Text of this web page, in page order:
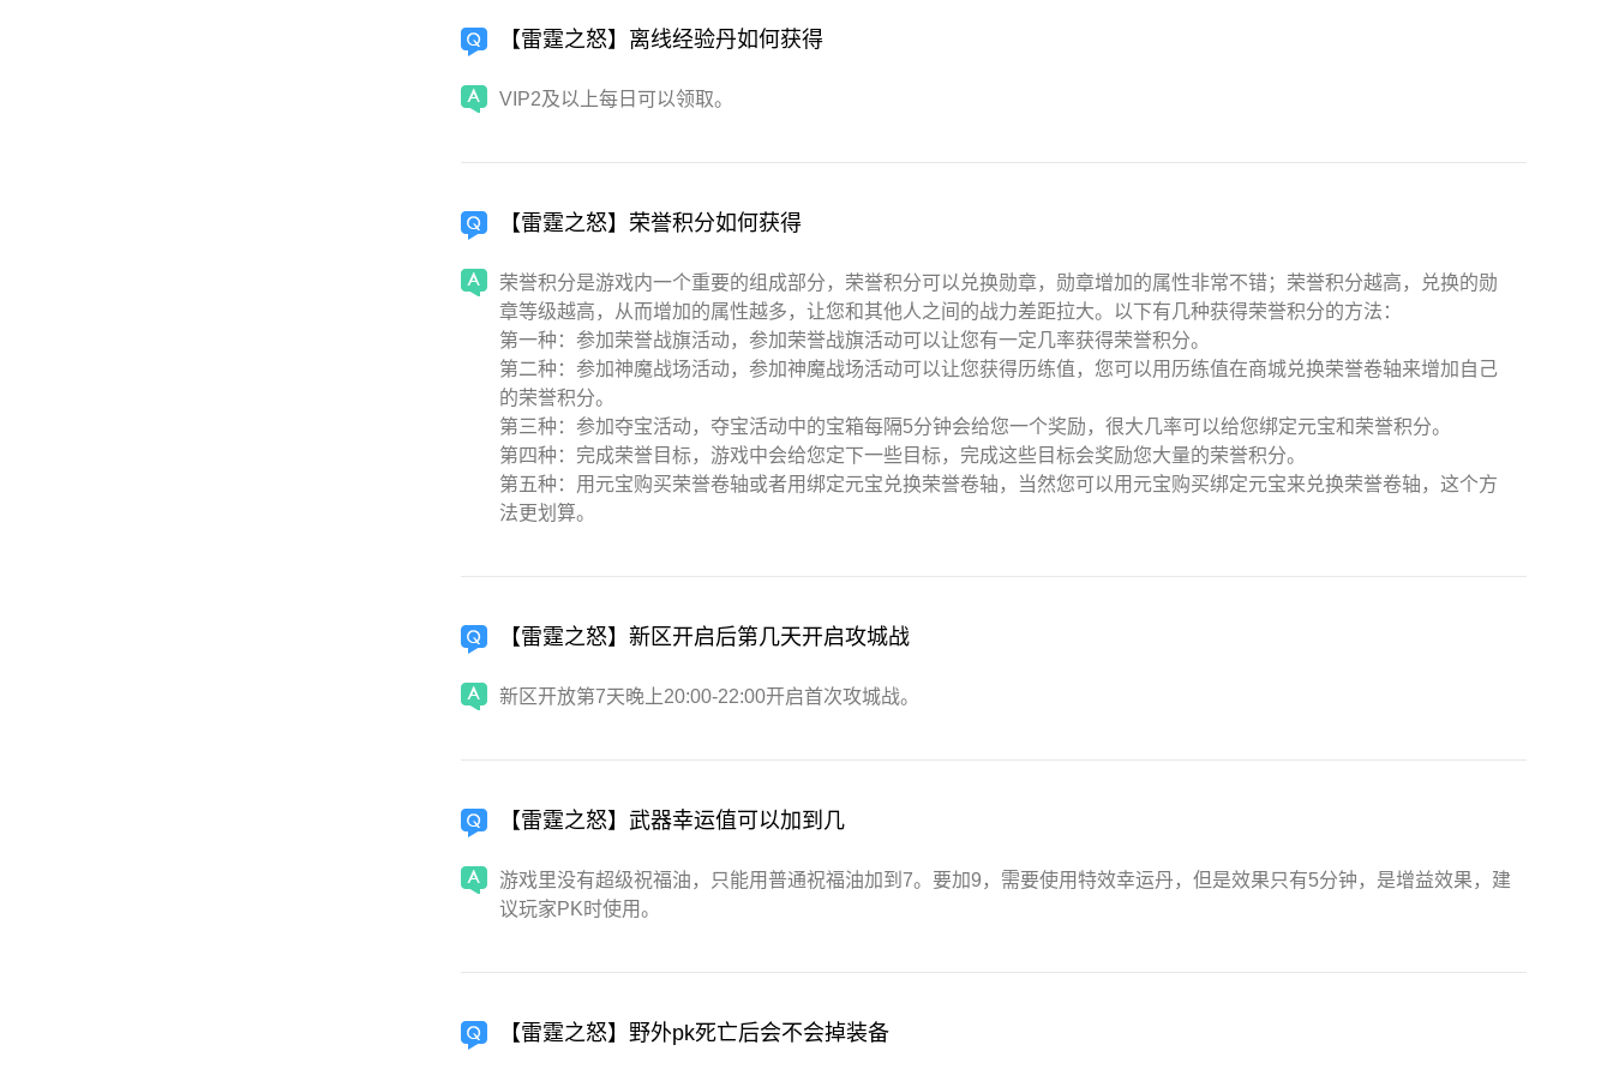
【雷霆之怒】离线经验丹如何获得
VIP2及以上每日可以领取。
【雷霆之怒】荣誉积分如何获得
荣誉积分是游戏内一个重要的组成部分，荣誉积分可以兑换勋章，勋章增加的属性非常不错；荣誉积分越高，兑换的勋
章等级越高，从而增加的属性越多，让您和其他人之间的战力差距拉大。以下有几种获得荣誉积分的方法：
第一种：参加荣誉战旗活动，参加荣誉战旗活动可以让您有一定几率获得荣誉积分。
第二种：参加神魔战场活动，参加神魔战场活动可以让您获得历练值，您可以用历练值在商城兑换荣誉卷轴来增加自己
的荣誉积分。
第三种：参加夺宝活动，夺宝活动中的宝箱每隔5分钟会给您一个奖励，很大几率可以给您绑定元宝和荣誉积分。
第四种：完成荣誉目标，游戏中会给您定下一些目标，完成这些目标会奖励您大量的荣誉积分。
第五种：用元宝购买荣誉卷轴或者用绑定元宝兑换荣誉卷轴，当然您可以用元宝购买绑定元宝来兑换荣誉卷轴，这个方
法更划算。
【雷霆之怒】新区开启后第几天开启攻城战
新区开放第7天晚上20:00-22:00开启首次攻城战。
【雷霆之怒】武器幸运值可以加到几
游戏里没有超级祝福油，只能用普通祝福油加到7。要加9，需要使用特效幸运丹，但是效果只有5分钟，是增益效果，建
议玩家PK时使用。
【雷霆之怒】野外pk死亡后会不会掉装备